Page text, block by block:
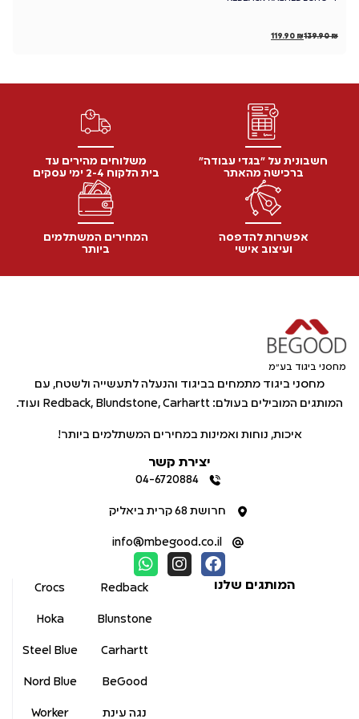
139.90₪
119.90 ₪
חשבונית על "בגדי עבודה"
ברכישה מהאתר
משלוחים מהירים עד
בית הלקוח 2-4 ימי עסקים
אפשרות להדפסה
ועיצוב אישי
המחירים המשתלמים
ביותר
מחסני ביגוד בע"מ
מחסני ביגוד מתמחים בביגוד והנעלה לתעשייה ולשטח, עם
המותגים המובילים בעולם: Redback, Blundstone, Carhartt ועוד.
איכות, נוחות ואמינות במחירים המשתלמים ביותר!
המותגים שלנו Redback
Blunstone
Carhartt
BeGood
נגה עינת
Crocs
Hoka
Steel Blue
Nord Blue
Worker
יצירת קשר
04-6720884
חרושת 68 קרית ביאליק
info@mbegood.co.il